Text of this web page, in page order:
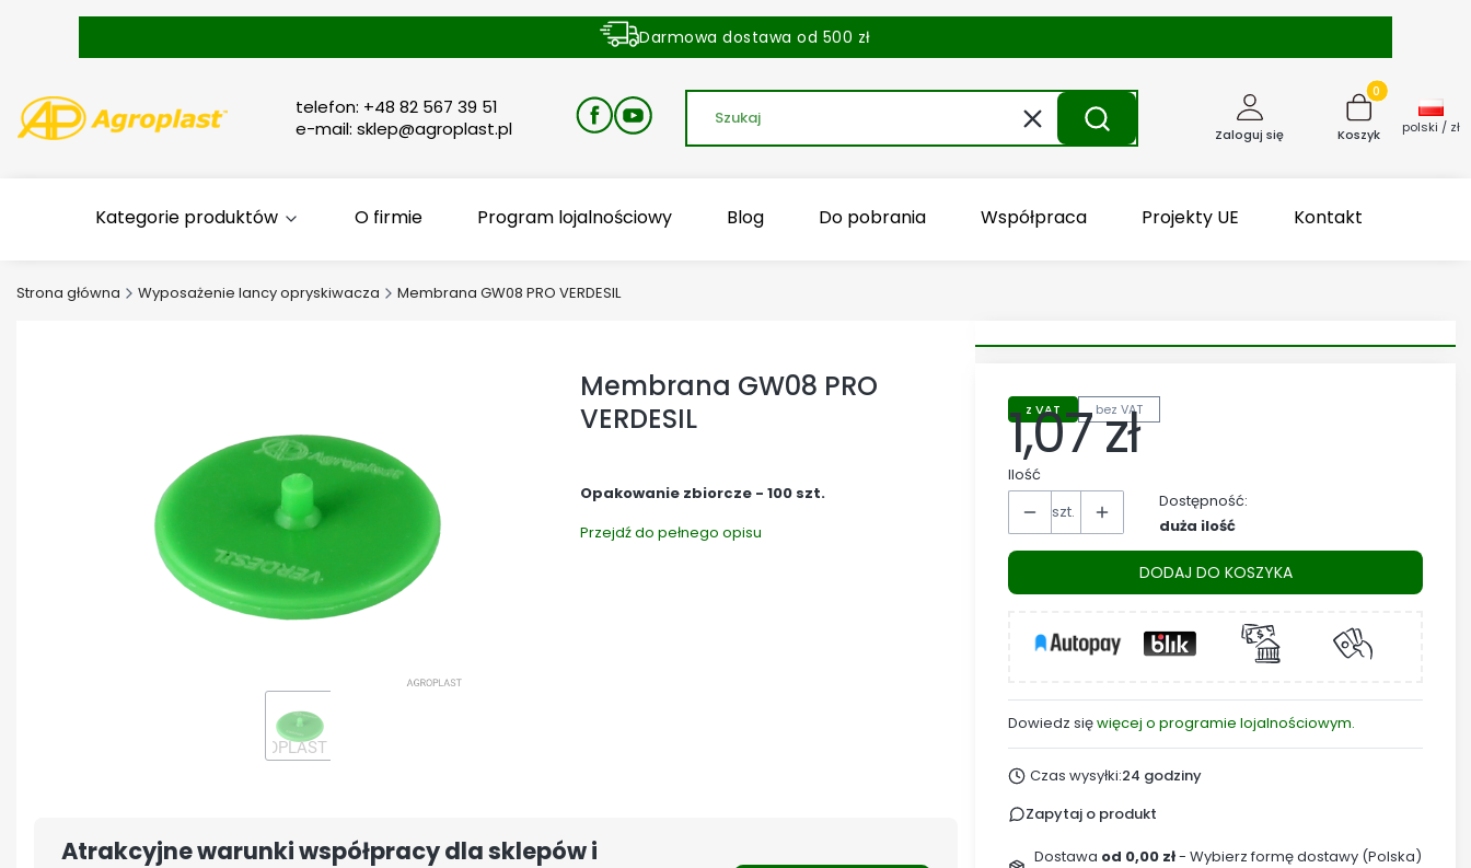
Darmowa dostawa od 500 zł
telefon: +48 82 567 39 51
e-mail: sklep@agroplast.pl
WyczyśćSzukaj Zaloguj się
Produkty w
Koszyk polski / zł
Kategorie produktów O firmie Program lojalnościowy Blog Do pobrania Współpraca Projekty UE Kontakt
Strona główna Wyposażenie lancy opryskiwacza Membrana GW08 PRO VERDESIL
Membrana GW08 PRO
VERDESIL
Opakowanie zbiorcze - 100 szt.
Przejdź do pełnego opisu
Atrakcyjne warunki współpracy dla sklepów i
z VAT bez VAT
Cena
1,07 zł
Ilość
szt.
Dostępność:
duża ilość
DODAJ DO KOSZYKA
Dowiedz sięwięcej o programie lojalnościowym.
Czas wysyłki:24 godziny
Zapytaj o produkt
Dostawa od 0,00 zł- Wybierz formę dostawy (Polska)